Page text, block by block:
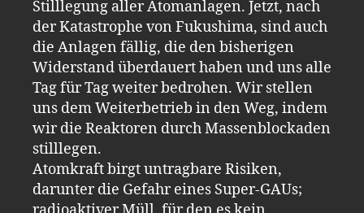
Stilllegung aller Atomanlagen. Jetzt, nach
der Katastrophe von Fukushima, sind auch
die Anlagen fällig, die den bisherigen
Widerstand überdauert haben und uns alle
Tag für Tag weiter bedrohen. Wir stellen
uns dem Weiterbetrieb in den Weg, indem
wir die Reaktoren durch Massenblockaden
stilllegen.
Atomkraft birgt untragbare Risiken,
darunter die Gefahr eines Super-GAUs;